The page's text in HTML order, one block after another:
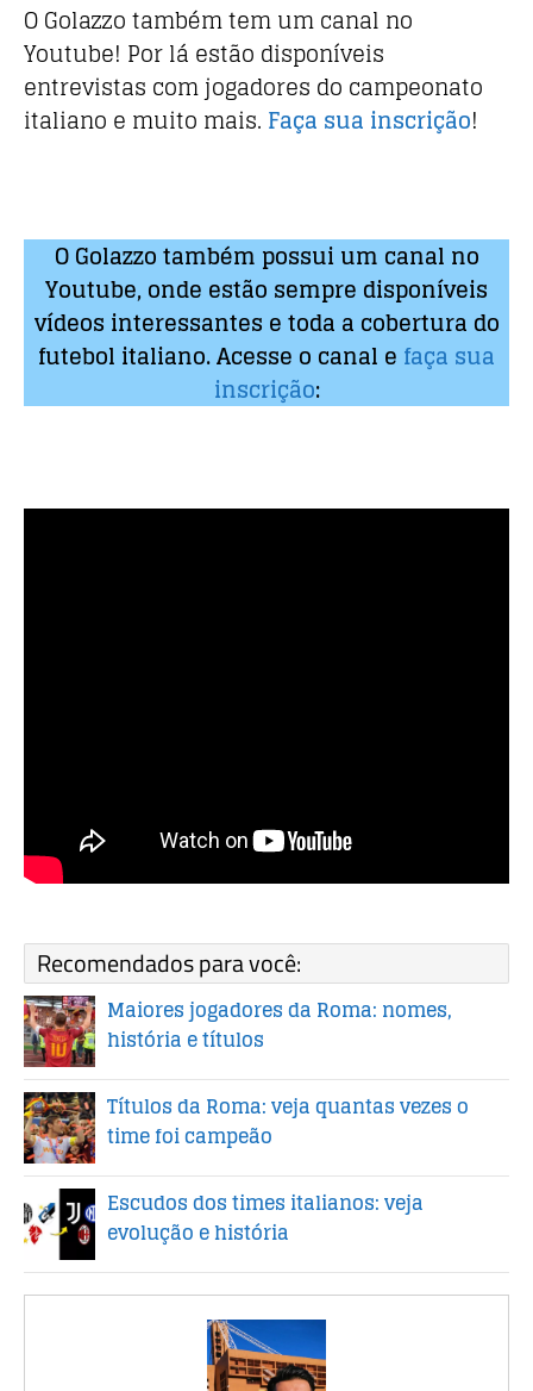
O Golazzo também tem um canal no
Youtube! Por lá estão disponíveis
entrevistas com jogadores do campeonato
italiano e muito mais. Faça sua inscrição!
O Golazzo também possui um canal no
Youtube, onde estão sempre disponíveis
vídeos interessantes e toda a cobertura do
futebol italiano. Acesse o canal e faça sua
inscrição:
Recomendados para você:
Maiores jogadores da Roma: nomes,
história e títulos
Títulos da Roma: veja quantas vezes o
time foi campeão
Escudos dos times italianos: veja
evolução e história